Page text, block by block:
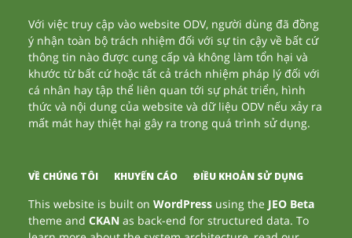
Với việc truy cập vào website ODV, người dùng đã đồng
ý nhận toàn bộ trách nhiệm đối với sự tin cậy về bất cứ
thông tin nào được cung cấp và không làm tổn hại và
khước từ bất cứ hoặc tất cả trách nhiệm pháp lý đối với
cá nhân hay tập thể liên quan tới sự phát triển, hình
thức và nội dung của website và dữ liệu ODV nếu xảy ra
mất mát hay thiệt hại gây ra trong quá trình sử dụng.
VỀ CHÚNG TÔI KHUYẾN CÁO ĐIỀU KHOẢN SỬ DỤNG
This website is built onWordPress using the JEO Beta
theme andCKAN as back-end for structured data. To